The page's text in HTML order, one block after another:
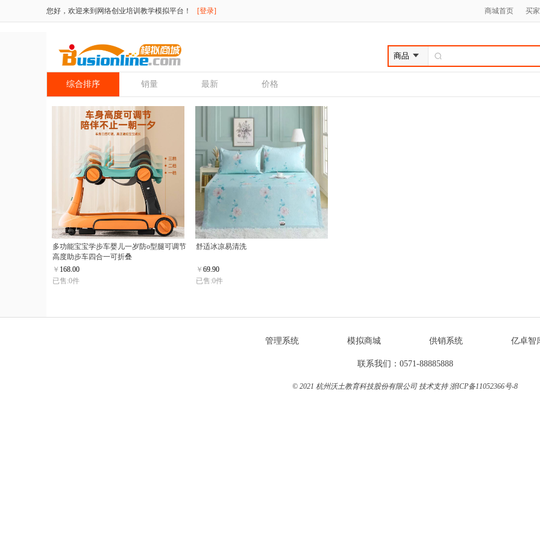
您好，欢迎来到网络创业培训教学模拟平台！ [登录] 商城首页 买
综合排序 销量 最新 价格
多功能宝宝学步车婴儿一岁防o型腿可调节
￥ 168.00
已售:0件
舒适冰凉易清洗
￥ 69.90
已售:0件
管理系统 模拟商城 供销系统 亿卓智
联系我们：0571-88885888
© 2021 杭州沃土教育科技股份有限公司 技术支持 浙ICP备11052366号-8